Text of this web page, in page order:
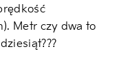
Metr czy dwa to